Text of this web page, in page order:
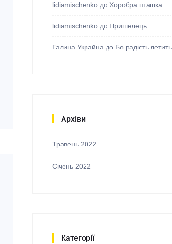
lidiamischenko до Хоробра пташка
lidiamischenko до Пришелець
Галина Украйна до Бо радість летить
Архіви
Травень 2022
Січень 2022
Категорії